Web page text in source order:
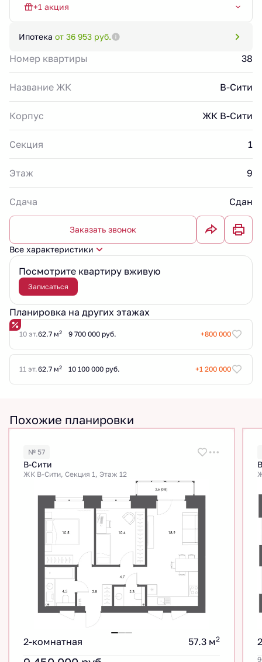
+1 акция
Ипотека от 36 953 руб.
Номер квартиры 38
Название ЖК В-Сити
Корпус ЖК В-Сити
Секция 1
Этаж 9
Сдача Сдан
Заказать звонок
Все характеристики
Посмотрите квартиру вживую
Записаться
Планировка на других этажах
10 эт.62.7 м2 9 700 000 руб. +800 000
11 эт.62.7 м2 10 100 000 руб. +1 200 000
Похожие планировки
№ 57
В-Сити
ЖК В-Сити, Секция 1, Этаж 12
2-комнатная 57.3 м2